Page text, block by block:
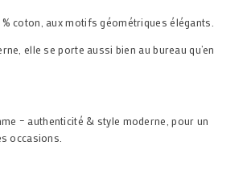
% coton, aux motifs géométriques élégants.
elle se porte aussi bien au bureau qu’en
– authenticité & style moderne, pour un
occasions.